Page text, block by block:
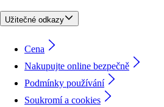
Užitečné odkazy
Cena
Nakupujte online bezpečně
Podmínky používání
Soukromí a cookies